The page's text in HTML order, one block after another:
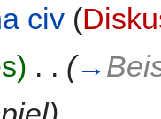
civ (
. . (→